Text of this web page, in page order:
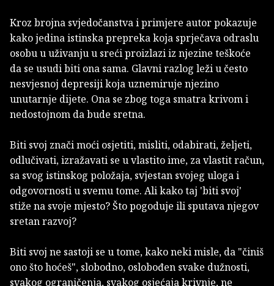
Kroz brojna svjedočanstva i primjere autor pokazuje
kako jedina istinska prepreka koja sprječava odraslu
osobu u uživanju u sreći proizlazi iz njezine teškoće
da se usudi biti ona sama. Glavni razlog leži u često
nesvjesnoj depresiji koja uznemiruje njezino
unutarnje dijete. Ona se zbog toga smatra krivom i
nedostojnom da bude sretna.
Biti svoj znači moći osjetiti, misliti, odabirati, željeti,
odlučivati, izražavati se u vlastito ime, za vlastit račun,
sa svog istinskog položaja, svjestan svojeg uloga i
odgovornosti u svemu tome. Ali kako taj 'biti svoj'
stiže na svoje mjesto? Što pogoduje ili sputava njegov
sretan razvoj?
Biti svoj ne sastoji se u tome, kako neki misle, da "činiš
ono što hoćeš", slobodno, oslobođen svake dužnosti,
svakog ograničenja, svakog osjećaja krivnje, ne